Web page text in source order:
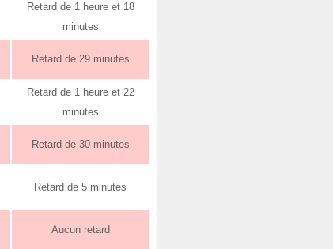
Retard de 1 heure et 18
minutes
Retard de 29 minutes
Retard de 1 heure et 22
minutes
Retard de 30 minutes
Retard de 5 minutes
Aucun retard